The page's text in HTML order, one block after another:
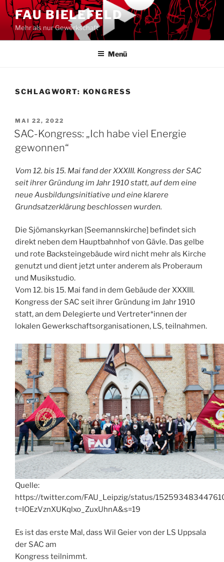
Zum
Inhalt
springen
FAU BIELEFELD
Mehr als nur Gewerkschaft
Menü
SCHLAGWORT: KONGRESS
VERÖFFENTLICHT
AM
MAI 22, 2022
SAC-Kongress: „Ich habe viel Energie
gewonnen“
Vom 12. bis 15. Mai fand der XXXIII. Kongress der SAC
seit ihrer Gründung im Jahr 1910 statt, auf dem eine
neue Ausbildungsinitiative und eine klarere
Grundsatzerklärung beschlossen wurden.
Die Sjömanskyrkan [Seemannskirche] befindet sich
direkt neben dem Hauptbahnhof von Gävle. Das gelbe
und rote Backsteingebäude wird nicht mehr als Kirche
genutzt und dient jetzt unter anderem als Proberaum
und Musikstudio.
Vom 12. bis 15. Mai fand in dem Gebäude der XXXIII.
Kongress der SAC seit ihrer Gründung im Jahr 1910
statt, an dem Delegierte und Vertreter*innen der
lokalen Gewerkschaftsorganisationen, LS, teilnahmen.
Quelle:
https://twitter.com/FAU_Leipzig/status/
t=IOEzVznXUKqlxo_ZuxUhnA&s=19
Es ist das erste Mal, dass Wil Geier von der LS Uppsala
der SAC am
Kongress teilnimmt.